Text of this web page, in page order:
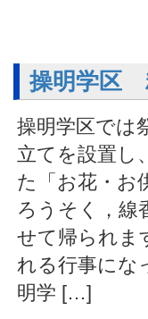
操明学区
操明学区では
立てを設置し
た「お花・お
ろうそく，線
せて帰られま
れる行事に
明学 […]